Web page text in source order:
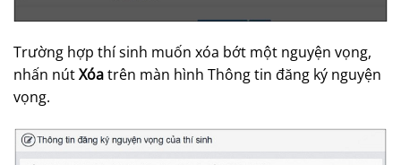
Trường hợp thí sinh muốn xóa bớt một nguyện vọng,
nhấn nútXóatrên màn hình Thông tin đăng ký nguyện
vọng.